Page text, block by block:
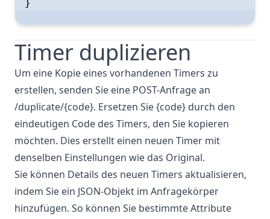
}
Timer duplizieren
Um eine Kopie eines vorhandenen Timers zu
erstellen, senden Sie eine POST-Anfrage an
/duplicate/{code}. Ersetzen Sie {code} durch den
eindeutigen Code des Timers, den Sie kopieren
möchten. Dies erstellt einen neuen Timer mit
denselben Einstellungen wie das Original.
Sie können Details des neuen Timers aktualisieren,
indem Sie ein JSON-Objekt im Anfragekörper
hinzufügen. So können Sie bestimmte Attribute